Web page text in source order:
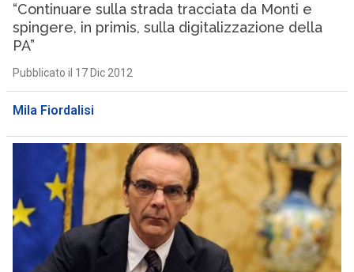
“Continuare sulla strada tracciata da Monti e
spingere, in primis, sulla digitalizzazione della
PA”
Pubblicato il 17 Dic 2012
Mila Fiordalisi